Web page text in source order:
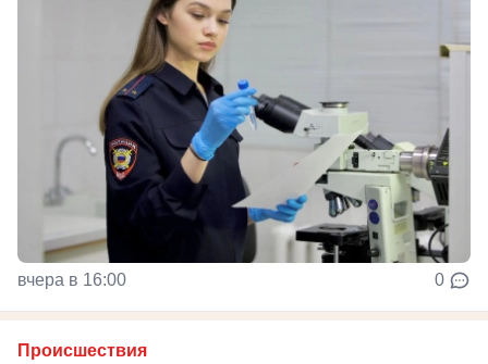
вчера в 16:00 0
Происшествия